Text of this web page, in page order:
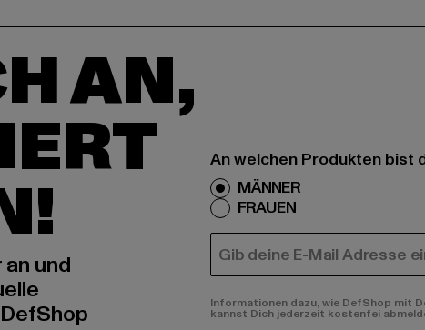
AN,
und
An welchen Produkten bist
MÄNNER
FRAUEN
E-MAIL
Informationen dazu, wie DefShop mit
kannst Dich jederzeit kostenfei